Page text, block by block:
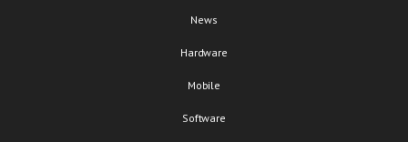
News
Hardware
Mobile
Software